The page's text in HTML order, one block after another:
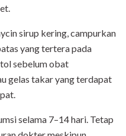
sirup kering, campurkan
yang tertera pada
sebelum obat
gelas takar yang terdapat
selama 7–14 hari. Tetap